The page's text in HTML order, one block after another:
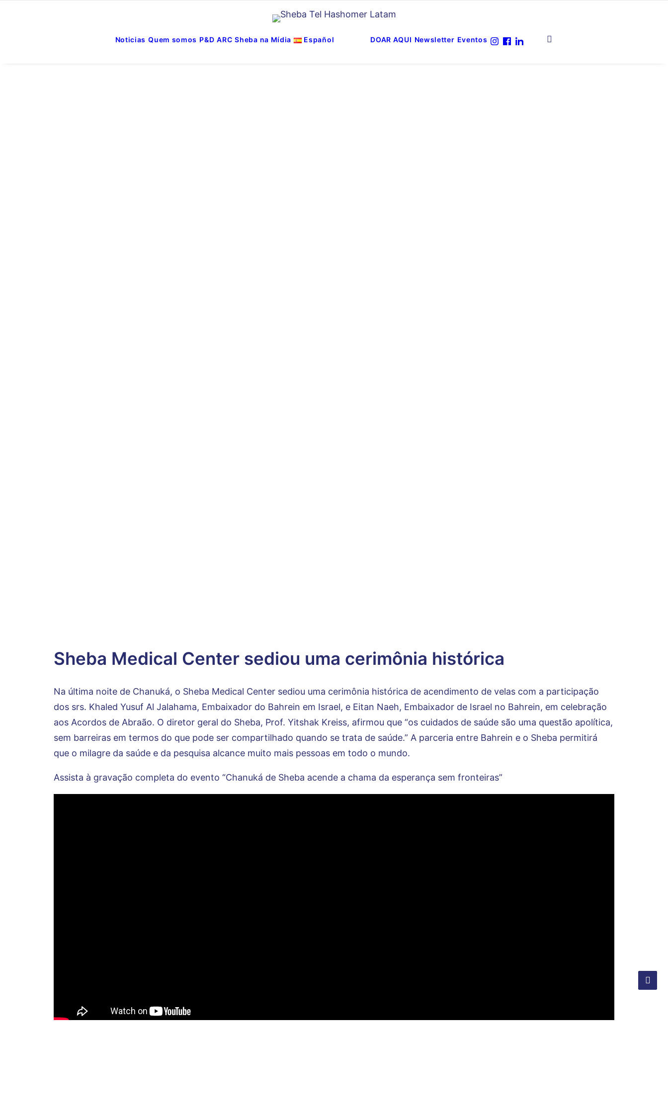
Noticias Quem somos P&D ARC Sheba na Mídia Español DOAR AQUI Newsletter Eventos
Sheba Medical Center sediou uma cerimônia histórica
Na última noite de Chanuká, o Sheba Medical Center sediou uma cerimônia histórica de acendimento de velas com a participação
dos srs. Khaled Yusuf Al Jalahama, Embaixador do Bahrein em Israel, e Eitan Naeh, Embaixador de Israel no Bahrein, em celebração
aos Acordos de Abraão. O diretor geral do Sheba, Prof. Yitshak Kreiss, afirmou que “os cuidados de saúde são uma questão apolítica,
sem barreiras em termos do que pode ser compartilhado quando se trata de saúde.” A parceria entre Bahrein e o Sheba permitirá
que o milagre da saúde e da pesquisa alcance muito mais pessoas em todo o mundo.
Assista à gravação completa do evento “Chanuká de Sheba acende a chama da esperança sem fronteiras”